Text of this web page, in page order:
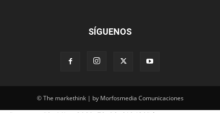
SÍGUENOS
© The markethink | by Morfosmedia Comunicaciones